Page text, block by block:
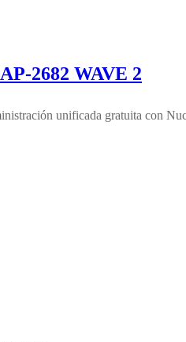
2682 WAVE 2
unificada gratuita con